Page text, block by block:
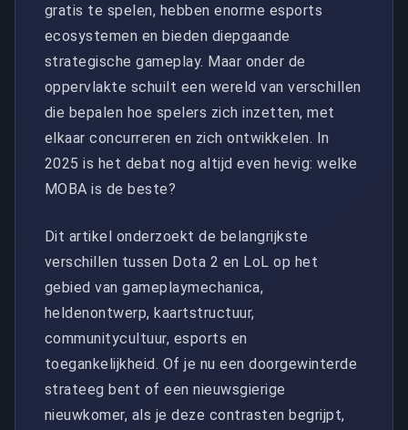
gratis te spelen, hebben enorme esports
ecosystemen en bieden diepgaande
strategische gameplay. Maar onder de
oppervlakte schuilt een wereld van verschillen
die bepalen hoe spelers zich inzetten, met
elkaar concurreren en zich ontwikkelen. In
2025 is het debat nog altijd even hevig: welke
MOBA is de beste?
Dit artikel onderzoekt de belangrijkste
verschillen tussen Dota 2 en LoL op het
gebied van gameplaymechanica,
heldenontwerp, kaartstructuur,
communitycultuur, esports en
toegankelijkheid. Of je nu een doorgewinterde
strateeg bent of een nieuwsgierige
nieuwkomer, als je deze contrasten begrijpt,